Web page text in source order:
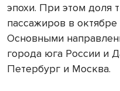
эпохи. При этом доля
пассажиров в октябре
Основными
города юга России и
Петербург и Москва.